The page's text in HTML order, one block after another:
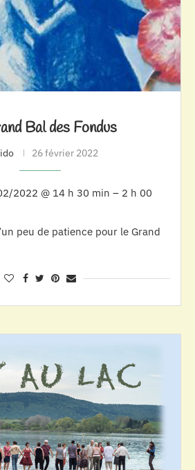
Bal des Fondus
26 février 2022
2022 @ 14 h 30 min – 2 h 00
peu de patience pour le Grand